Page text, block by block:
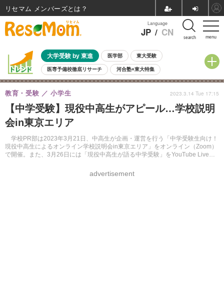
menu
Language
JP / CN search
大学受験 by 東進 医学部 東大受験
医専予備校徹底リサーチ 河合塾×東大特集
親子で考える大学選び 高校受験 中学受験 小学校受験
共通テスト 夏休み
8月開催イベント・WS 全国公立高校 過去問 人気記事
自由研究教材（小学生向け）
【中学受験】現役中高生がアピール…学校説明
会in東京エリア
学校PR部は2023年3月21日、中高生が企画・運営を行う「中学受験生向け！
現役中高生によるオンライン学校説明会in東京エリア」をオンライン（Zoom）
で開催。また、3月26日には「現役中高生が語る中学受験」をYouTube Live配
教育・受験 小学生
advertisement
2023.3.14 Tue 17:15
リセマム メンバーズ